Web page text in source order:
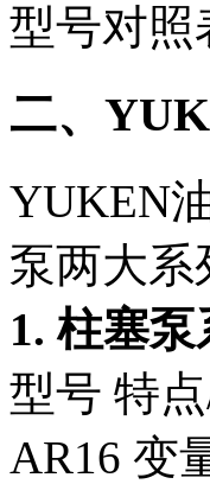
型号对照
二、
YUKEN
泵两大系
1. 柱塞泵
型号 特
AR16 变